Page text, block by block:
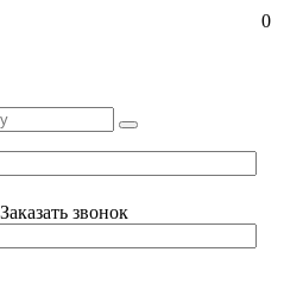
Заказать звонок
0